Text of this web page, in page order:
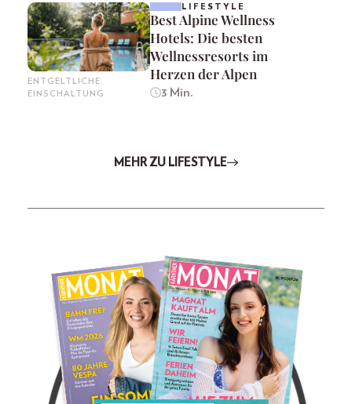
ENTGELTLICHE
EINSCHALTUNG
LIFESTYLE
Best Alpine Wellness
Hotels: Die besten
Wellnessresorts im
Herzen der Alpen
3 Min.
MEHR ZU LIFESTYLE